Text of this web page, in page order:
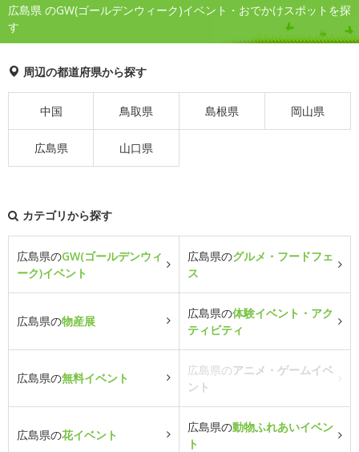
広島県 のGW(ゴールデンウィーク)イベント・おでかけスポットを探
す
周辺の都道府県から探す
中国 鳥取県 島根県 岡山県
広島県 山口県
カテゴリから探す
広島県のGW(ゴールデンウィ
ーク)イベント
広島県のグルメ・フードフェ
ス
広島県の物産展
広島県の体験イベント・アク
ティビティ
広島県の無料イベント
広島県のアニメ・ゲームイベ
ント
広島県の花イベント
広島県の動物ふれあいイベン
ト